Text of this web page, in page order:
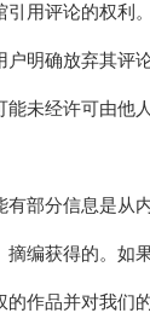
引用评论的权利
户明确放弃其评
未经许可由他
有部分信息是从
摘编获得的。如
的作品并对我们